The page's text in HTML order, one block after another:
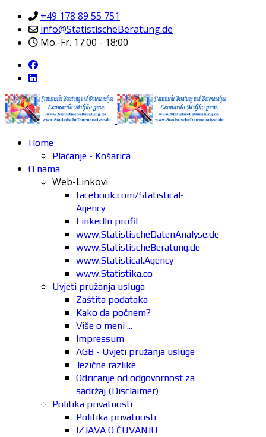
+49 178 89 55 751
info@StatistischeBeratung.de
Mo.-Fr. 17:00 - 18:00
Home
Plaćanje - Košarica
O nama
Web-Linkovi
facebook.com/Statistical-
Agency
LinkedIn profil
www.StatistischeDatenAnalyse.de
www.StatistischeBeratung.de
www.Statistical.Agency
www.Statistika.co
Uvjeti pružanja usluga
Zaštita podataka
Kako da počnem?
Više o meni ...
Impressum
AGB - Uvjeti pružanja usluge
Jezične razlike
Odricanje od odgovornost za
sadržaj (Disclaimer)
Politika privatnosti
Politika privatnosti
IZJAVA O ČUVANJU